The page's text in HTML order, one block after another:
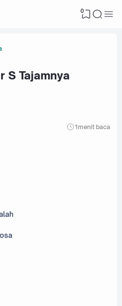
0
S Tajamnya
1menit baca